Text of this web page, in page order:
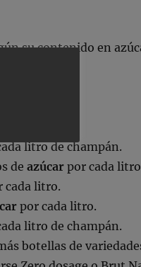
su contenido en
litro de champán.
deazúcar por cada litro
cada litro.
por cada litro.
litro de champán.
botellas de